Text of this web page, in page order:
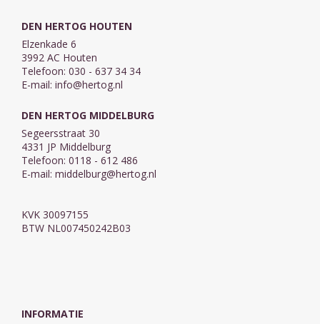
DEN HERTOG HOUTEN
Elzenkade 6
3992 AC Houten
Telefoon: 030 - 637 34 34
E-mail: info@hertog.nl
DEN HERTOG MIDDELBURG
Segeersstraat 30
4331 JP Middelburg
Telefoon: 0118 - 612 486
E-mail: middelburg@hertog.nl
KVK 30097155
BTW NL007450242B03
INFORMATIE